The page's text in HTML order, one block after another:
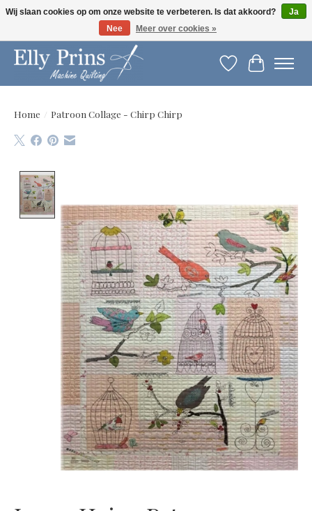
Let op: gewijzigde openingstijden!
Verlanglijst
Home / Patroon Collage - Chirp Chirp
Wij slaan cookies op om onze website te verbeteren. Is dat akkoord?
Ja
Nee
Meer over cookies »